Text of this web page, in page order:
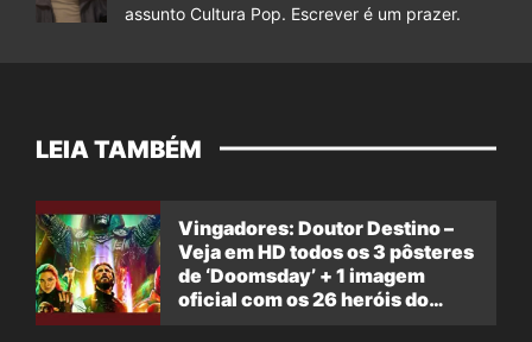
assunto Cultura Pop. Escrever é um prazer.
LEIA TAMBÉM
Vingadores: Doutor Destino –
Veja em HD todos os 3 pôsteres
de ‘Doomsday’ + 1 imagem
oficial com os 26 heróis do